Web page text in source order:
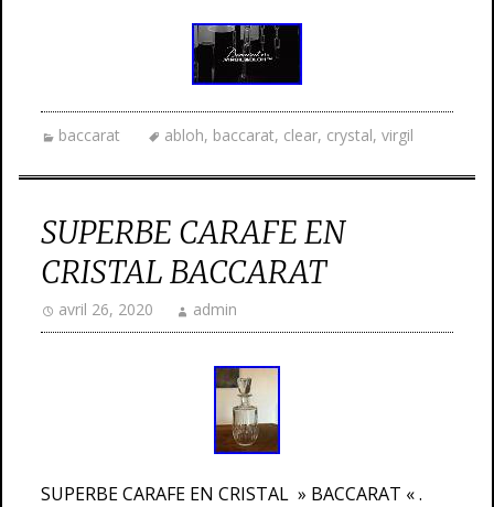
baccarat abloh, baccarat, clear, crystal, virgil
SUPERBE CARAFE EN
CRISTAL BACCARAT
avril 26, 2020 admin
SUPERBE CARAFE EN CRISTAL » BACCARAT « .